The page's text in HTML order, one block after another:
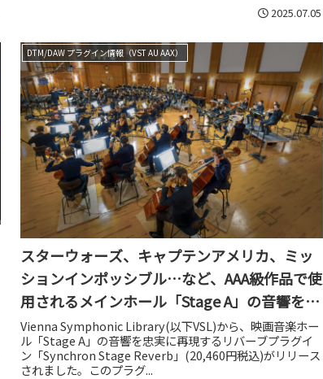
2025.07.05
DTM/DAW プラグイン情報（VST AU AAX）
スターウォーズ、キャプテンアメリカ、ミッ
ションインポッシブル…など、AAA級作品で使
用されるメインホール「Stage A」の音響を忠
実に再現するリバーブプラグイン、Synchron
Stage Reverb
Vienna Symphonic Library(以下VSL)から、映画音楽ホー
ル「Stage A」の音響を忠実に再現するリバーブプラグイ
ン「Synchron Stage Reverb」(20,460円税込)がリリース
されました。このプラグ...